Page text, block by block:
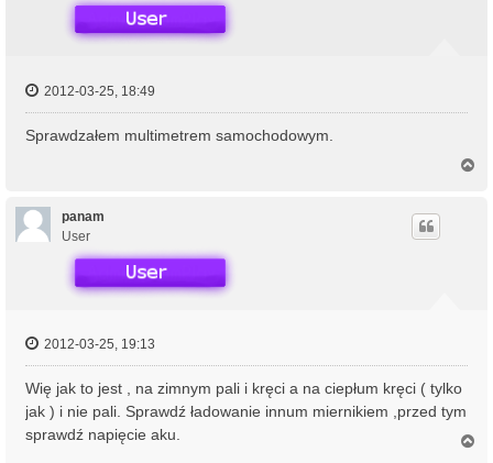
2012-03-25, 18:49
Sprawdzałem multimetrem samochodowym.
panam
User
2012-03-25, 19:13
Wię jak to jest , na zimnym pali i kręci a na ciepłum kręci ( tylko
jak ) i nie pali. Sprawdź ładowanie innum miernikiem ,przed tym
sprawdź napięcie aku.